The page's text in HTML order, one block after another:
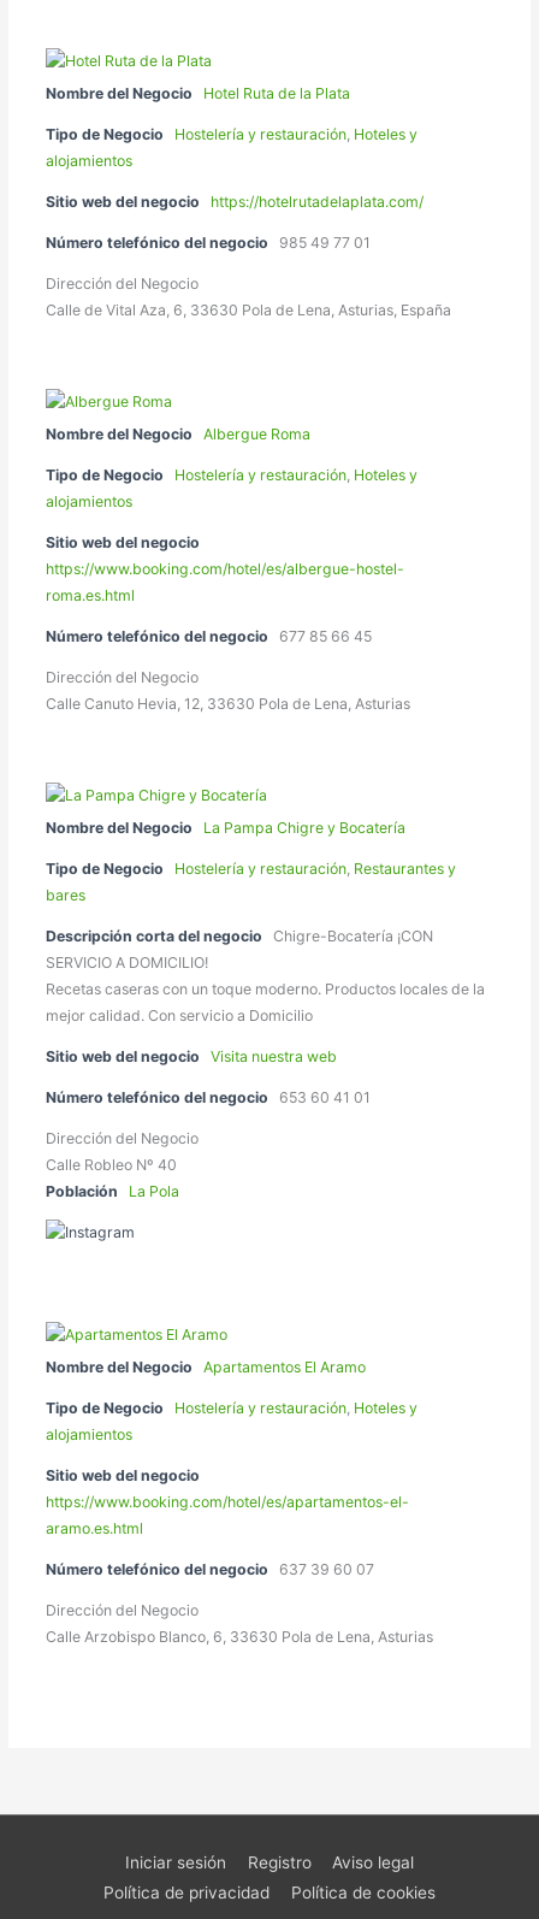
Nombre del Negocio Hotel Ruta de la Plata
Tipo de Negocio Hostelería y restauración, Hoteles y
alojamientos
Sitio web del negocio https://hotelrutadelaplata.com/
Número telefónico del negocio 985 49 77 01
Dirección del Negocio
Calle de Vital Aza, 6, 33630 Pola de Lena, Asturias, España
Nombre del Negocio Albergue Roma
Tipo de Negocio Hostelería y restauración, Hoteles y
alojamientos
Sitio web del negocio
https://www.booking.com/hotel/es/albergue-hostel-
roma.es.html
Número telefónico del negocio 677 85 66 45
Dirección del Negocio
Calle Canuto Hevia, 12, 33630 Pola de Lena, Asturias
Nombre del Negocio La Pampa Chigre y Bocatería
Tipo de Negocio Hostelería y restauración Restaurantes y
bares
Descripción corta del negocio
Chigre-Bocatería ¡CON
SERVICIO A DOMICILIO!
Recetas caseras con un toque moderno. Productos locales de la
mejor calidad. Con servicio a Domicilio
Sitio web del negocio Visita nuestra web
Número telefónico del negocio 653 60 41 01
Dirección del Negocio
Calle Robleo Nº 40
Población
La Pola
Nombre del Negocio Apartamentos El Aramo
Tipo de Negocio Hostelería y restauración, Hoteles y
alojamientos
Sitio web del negocio
https://www.booking.com/hotel/es/apartamentos-el-
aramo.es.html
Número telefónico del negocio 637 39 60 07
Dirección del Negocio
Calle Arzobispo Blanco, 6, 33630 Pola de Lena, Asturias
Iniciar sesión Registro
Aviso legal
Política de privacidad
Política de cookies